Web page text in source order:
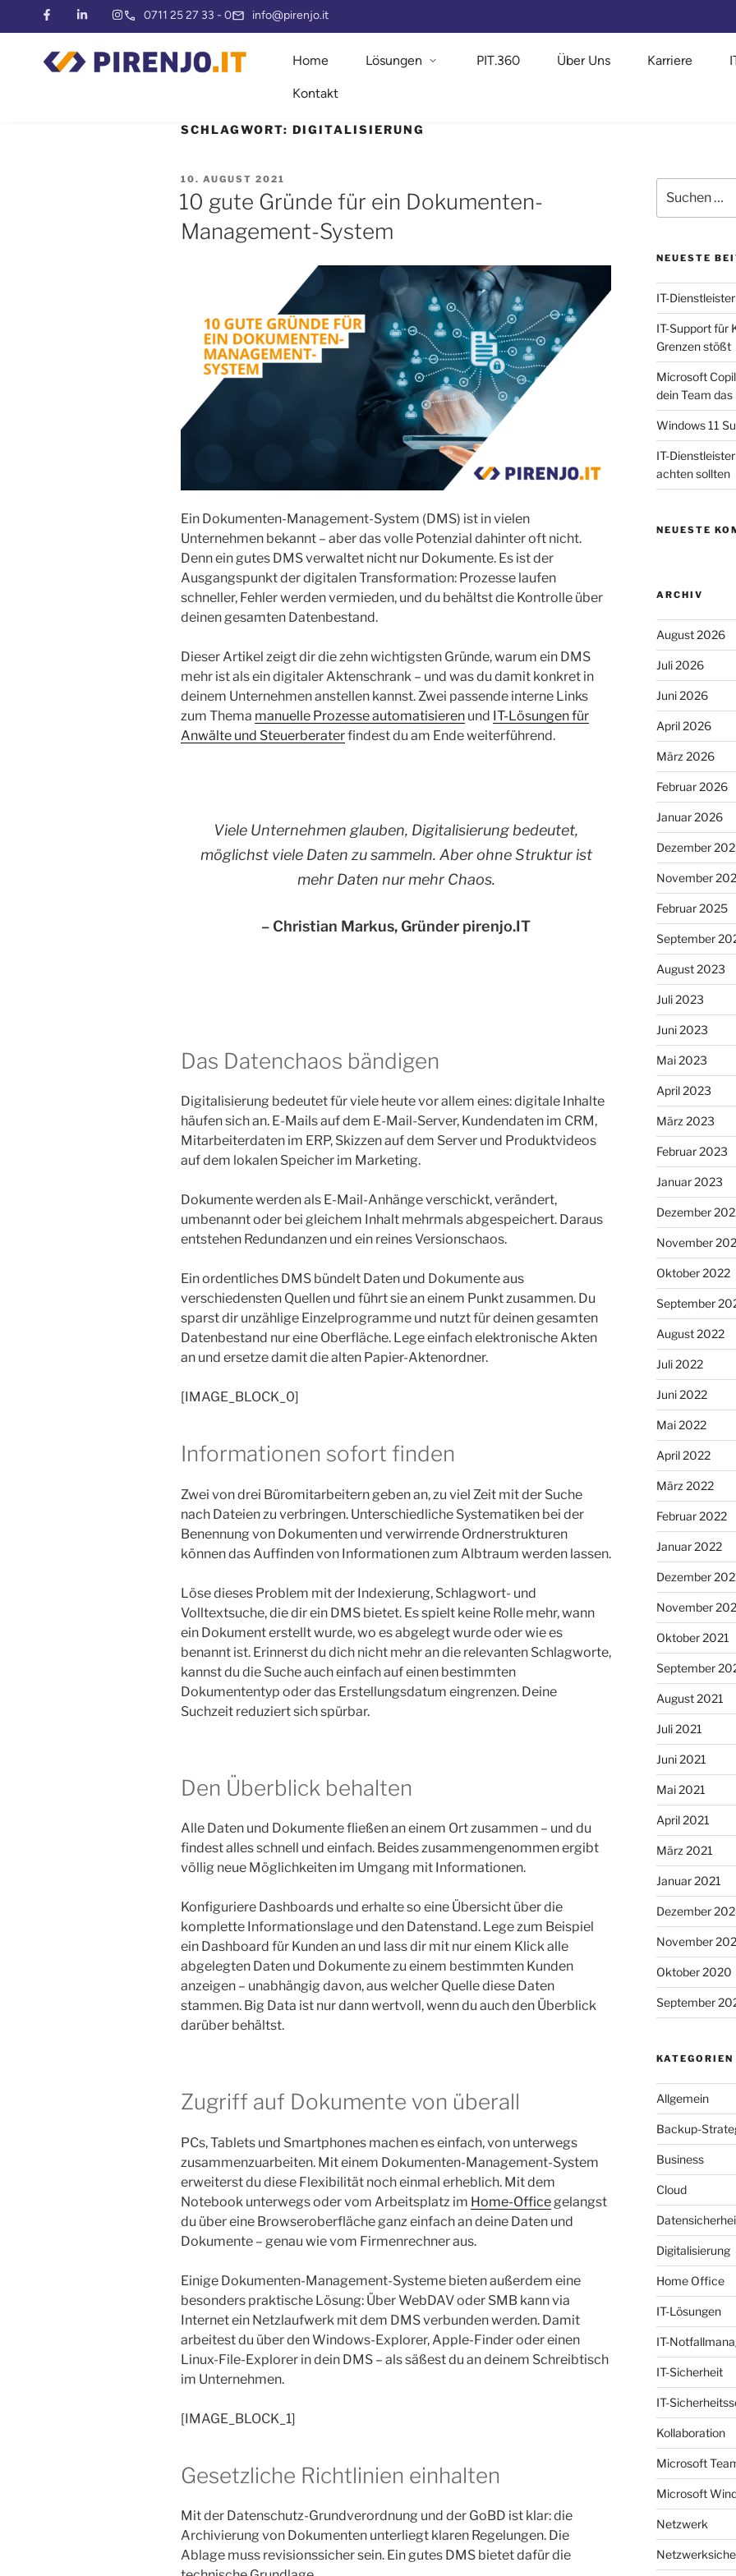
0711 25 27 33 - 0 info@pirenjo.it
Home Lösungen PIT.360 Über Uns Karriere
Kontakt
SCHLAGWORT: DIGITALISIERUNG
10. AUGUST 2021
10 gute Gründe für ein Dokumenten-
Management-System
Ein Dokumenten-Management-System (DMS) ist in vielen
Unternehmen bekannt – aber das volle Potenzial dahinter oft nicht.
Denn ein gutes DMS verwaltet nicht nur Dokumente. Es ist der
Ausgangspunkt der digitalen Transformation: Prozesse laufen
schneller, Fehler werden vermieden, und du behältst die Kontrolle über
deinen gesamten Datenbestand.
Dieser Artikel zeigt dir die zehn wichtigsten Gründe, warum ein DMS
mehr ist als ein digitaler Aktenschrank – und was du damit konkret in
deinem Unternehmen anstellen kannst. Zwei passende interne Links
zum Thema manuelle Prozesse automatisieren und IT-Lösungen für
Anwälte und Steuerberaterfindest du am Ende weiterführend.
Viele Unternehmen glauben, Digitalisierung bedeutet,
möglichst viele Daten zu sammeln. Aber ohne Struktur ist
mehr Daten nur mehr Chaos.
– Christian Markus, Gründer pirenjo.IT
Das Datenchaos bändigen
Digitalisierung bedeutet für viele heute vor allem eines: digitale Inhalte
häufen sich an. E-Mails auf dem E-Mail-Server, Kundendaten im CRM,
Mitarbeiterdaten im ERP, Skizzen auf dem Server und Produktvideos
auf dem lokalen Speicher im Marketing.
Dokumente werden als E-Mail-Anhänge verschickt, verändert,
umbenannt oder bei gleichem Inhalt mehrmals abgespeichert. Daraus
entstehen Redundanzen und ein reines Versionschaos.
Ein ordentliches DMS bündelt Daten und Dokumente aus
verschiedensten Quellen und führt sie an einem Punkt zusammen. Du
sparst dir unzählige Einzelprogramme und nutzt für deinen gesamten
Datenbestand nur eine Oberfläche. Lege einfach elektronische Akten
an und ersetze damit die alten Papier-Aktenordner.
[IMAGE_BLOCK_0]
Informationen sofort finden
Zwei von drei Büromitarbeitern geben an, zu viel Zeit mit der Suche
nach Dateien zu verbringen. Unterschiedliche Systematiken bei der
Benennung von Dokumenten und verwirrende Ordnerstrukturen
können das Auffinden von Informationen zum Albtraum werden lassen.
Löse dieses Problem mit der Indexierung, Schlagwort- und
Volltextsuche, die dir ein DMS bietet. Es spielt keine Rolle mehr, wann
ein Dokument erstellt wurde, wo es abgelegt wurde oder wie es
benannt ist. Erinnerst du dich nicht mehr an die relevanten Schlagworte,
kannst du die Suche auch einfach auf einen bestimmten
Dokumententyp oder das Erstellungsdatum eingrenzen. Deine
Suchzeit reduziert sich spürbar.
Den Überblick behalten
Alle Daten und Dokumente fließen an einem Ort zusammen – und du
findest alles schnell und einfach. Beides zusammengenommen ergibt
völlig neue Möglichkeiten im Umgang mit Informationen.
Konfiguriere Dashboards und erhalte so eine Übersicht über die
komplette Informationslage und den Datenstand. Lege zum Beispiel
ein Dashboard für Kunden an und lass dir mit nur einem Klick alle
abgelegten Daten und Dokumente zu einem bestimmten Kunden
anzeigen – unabhängig davon, aus welcher Quelle diese Daten
stammen. Big Data ist nur dann wertvoll, wenn du auch den Überblick
darüber behältst.
Zugriff auf Dokumente von überall
PCs, Tablets und Smartphones machen es einfach, von unterwegs
zusammenzuarbeiten. Mit einem Dokumenten-Management-System
erweiterst du diese Flexibilität noch einmal erheblich. Mit dem
Notebook unterwegs oder vom Arbeitsplatz im Home-Office gelangst
du über eine Browseroberfläche ganz einfach an deine Daten und
Dokumente – genau wie vom Firmenrechner aus.
Einige Dokumenten-Management-Systeme bieten außerdem eine
besonders praktische Lösung: Über WebDAV oder SMB kann via
Internet ein Netzlaufwerk mit dem DMS verbunden werden. Damit
arbeitest du über den Windows-Explorer, Apple-Finder oder einen
Linux-File-Explorer in dein DMS – als säßest du an deinem Schreibtisch
im Unternehmen.
[IMAGE_BLOCK_1]
Gesetzliche Richtlinien einhalten
Mit der Datenschutz-Grundverordnung und der GoBD ist klar: die
Archivierung von Dokumenten unterliegt klaren Regelungen. Die
Ablage muss revisionssicher sein. Ein gutes DMS bietet dafür die
NEUESTE
IT-Dienstleister
IT-Support für
Grenzen stößt
Microsoft
dein Team
Windows 11
IT-
achten sollten
NEUESTE
ARCHIV
August 2026
Juli 2026
Juni 2026
April 2026
März 2026
Februar 2026
Januar 2026
Dezember
November
Februar 2025
September
August 2023
Juli 2023
Juni 2023
Mai 2023
April 2023
März 2023
Februar 2023
Januar 2023
Dezember
November
Oktober 2022
September
August 2022
Juli 2022
Juni 2022
Mai 2022
April 2022
März 2022
Februar 2022
Januar 2022
Dezember
November
Oktober 2021
September
August 2021
Juli 2021
Juni 2021
Mai 2021
April 2021
März 2021
Januar 2021
Dezember
November
Oktober 2020
September
KATEGORIEN
Allgemein
Backup-
Business
Cloud
Digitalisierung
Home Office
IT-Lösungen
IT-
IT-Sicherheit
IT-
Kollaboration
Microsoft
Microsoft
Netzwerk